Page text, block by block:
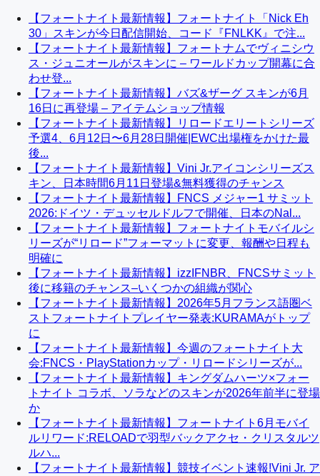
【フォートナイト最新情報】フォートナイト「Nick Eh
30」スキンが今日配信開始、コード『FNLKK』で注...
【フォートナイト最新情報】フォートナムでヴィニシウ
ス・ジュニオールがスキンに – ワールドカップ開幕に合
わせ登...
【フォートナイト最新情報】バズ&ザーグ スキンが6月
16日に再登場 – アイテムショップ情報
【フォートナイト最新情報】リロードエリートシリーズ
予選4、6月12日〜6月28日開催|EWC出場権をかけた最
後...
【フォートナイト最新情報】Vini Jr.アイコンシリーズス
キン、日本時間6月11日登場&無料獲得のチャンス
【フォートナイト最新情報】FNCS メジャー1 サミット
2026:ドイツ・デュッセルドルフで開催、日本のNal...
【フォートナイト最新情報】フォートナイトモバイルシ
リーズが“リロード”フォーマットに変更、報酬や日程も
明確に
【フォートナイト最新情報】izzIFNBR、FNCSサミット
後に移籍のチャンス–いくつかの組織が関心
【フォートナイト最新情報】2026年5月フランス語圏ベ
ストフォートナイトプレイヤー発表:KURAMAがトップ
に
【フォートナイト最新情報】今週のフォートナイト大
会:FNCS・PlayStationカップ・リロードシリーズが...
【フォートナイト最新情報】キングダムハーツ×フォー
トナイト コラボ、ソラなどのスキンが2026年前半に登場
か
【フォートナイト最新情報】フォートナイト6月モバイ
ルリワード:RELOADで羽型バックアクセ・クリスタルツ
ルハ...
【フォートナイト最新情報】競技イベント速報!Vini Jr. ア